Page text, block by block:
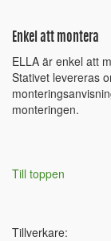
Enkel att montera
ELLA är enkel att
Stativet levereras
monteringen.
Till toppen
Tillverkare: